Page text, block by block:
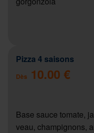
Pizza 4 saisons
Dès 10.00 €
Base sauce tomate,
veau, champignons,